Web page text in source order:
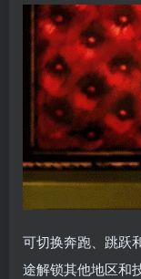
可切换奔跑、跳跃
途解锁其他地区和